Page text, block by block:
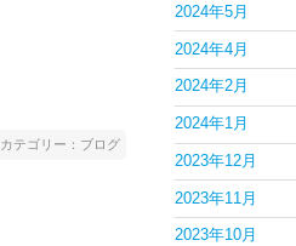
カテゴリー： ブログ
2024年5月
2024年4月
2024年2月
2024年1月
2023年12月
2023年11月
2023年10月